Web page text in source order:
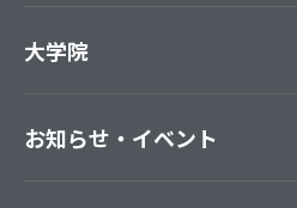
大学院
お知らせ・イベント